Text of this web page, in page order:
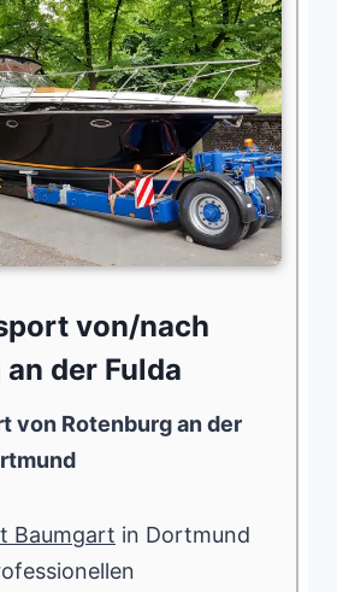
von/nach
der Fulda
von Rotenburg an der
Baumgart in Dortmund